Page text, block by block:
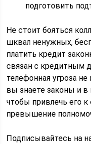
подготовить
Не стоит бояться
шквал ненужных,
платить кредит
связан с кредитным
телефонная угроза
вы знаете законы и в
чтобы привлечь его
превышение
Подписывайтесь на